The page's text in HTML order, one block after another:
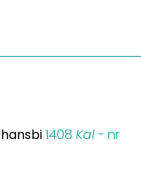
1408 Kal- nr